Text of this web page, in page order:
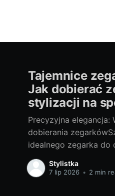
Tajemnice
Jak dobierać
stylizacji na
Precyzyjna elegancja:
dobierania
idealnego zegarka do
prawdziwe
traktowany po
Stylistka
7 lip 2026 • 2 min